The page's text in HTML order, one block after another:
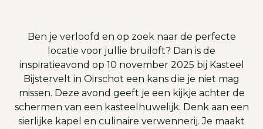
Ben je verloofd en op zoek naar de perfecte
locatie voor jullie bruiloft? Dan is de
inspiratieavond op 10 november 2025 bij Kasteel
Bijstervelt in Oirschot een kans die je niet mag
missen. Deze avond geeft je een kijkje achter de
schermen van een kasteelhuwelijk. Denk aan een
sierlijke kapel en culinaire verwennerij. Je maakt